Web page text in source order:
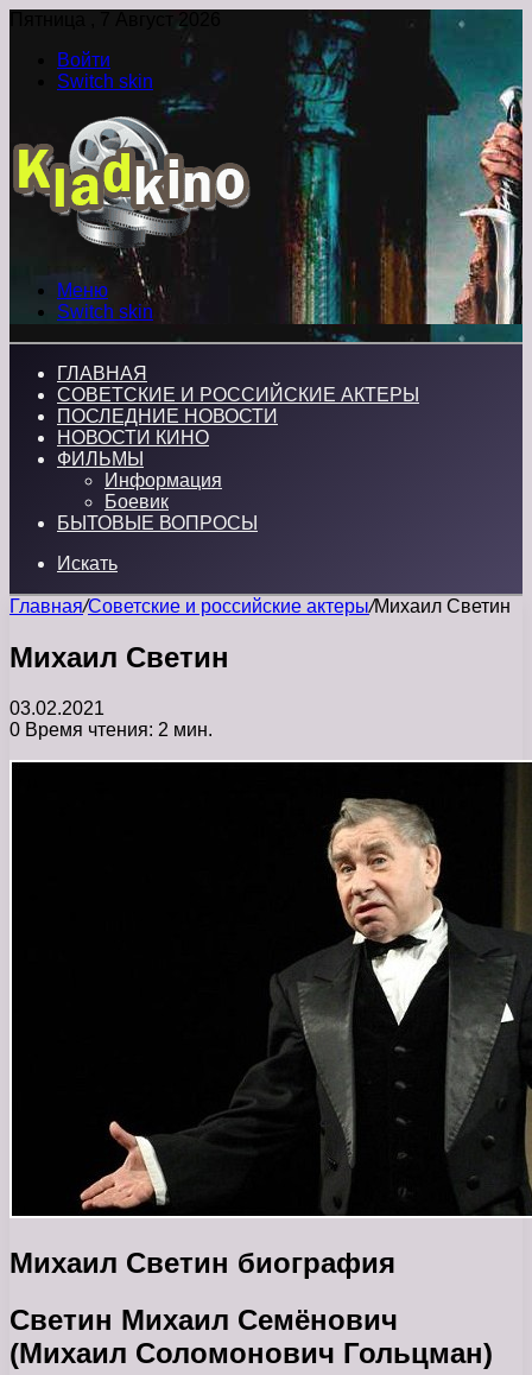
Пятница , 7 Август 2026
Войти
Switch skin
Меню
Switch skin
ГЛАВНАЯ
СОВЕТСКИЕ И РОССИЙСКИЕ АКТЕРЫ
ПОСЛЕДНИЕ НОВОСТИ
НОВОСТИ КИНО
ФИЛЬМЫ
Информация
Боевик
БЫТОВЫЕ ВОПРОСЫ
Искать
Главная/Советские и российские актеры/Михаил Светин
Михаил Светин
03.02.2021
0 Время чтения: 2 мин.
Михаил Светин биография
Светин Михаил Семёнович
(Михаил Соломонович Гольцман)